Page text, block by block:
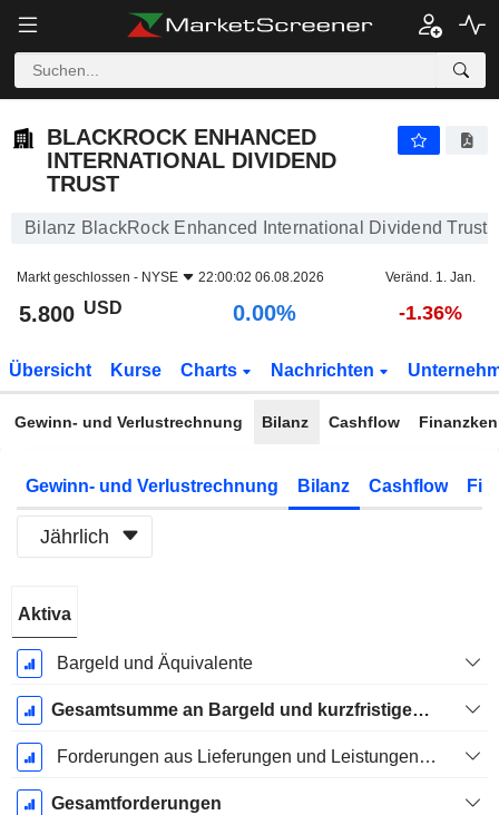
BLACKROCK ENHANCED
INTERNATIONAL DIVIDEND
TRUST
Bilanz BlackRock Enhanced International Dividend Trust
Markt geschlossen - NYSE 22:00:02 06.08.2026 Veränd. 1. Jan.
5.800 USD 0.00% -1.36%
Übersicht Kurse Charts Nachrichten
Gewinn- und Verlustrechnung Bilanz Cashflow
Gewinn- und Verlustrechnung Bilanz Cashflow
Jährlich
Geschäftsjahres:
Dezember
Aktiva
Bargeld und Äquivalente
Gesamtsumme an Bargeld und kurzfristigen Investitionen
Forderungen aus Lieferungen und Leistungen, Gesamt
Gesamtforderungen